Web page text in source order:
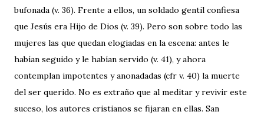
bufonada (v. 36). Frente a ellos, un soldado gentil confiesa
que Jesús era Hijo de Dios (v. 39). Pero son sobre todo las
mujeres las que quedan elogiadas en la escena: antes le
habían seguido y le habían servido (v. 41), y ahora
contemplan impotentes y anonadadas (cfr v. 40) la muerte
del ser querido. No es extraño que al meditar y revivir este
suceso, los autores cristianos se fijaran en ellas. San